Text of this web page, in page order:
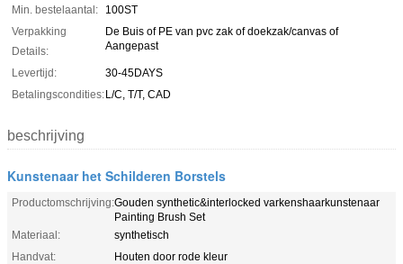
Min. bestelaantal:
100ST
Verpakking
Details:
De Buis of PE van pvc zak of doekzak/canvas of
Aangepast
Levertijd:
30-45DAYS
Betalingscondities:L/C, T/T, CAD
beschrijving
Kunstenaar het Schilderen Borstels
Productomschrijving:Gouden synthetic&interlocked varkenshaarkunstenaar
Painting Brush Set
Materiaal:
synthetisch
Handvat:
Houten door rode kleur